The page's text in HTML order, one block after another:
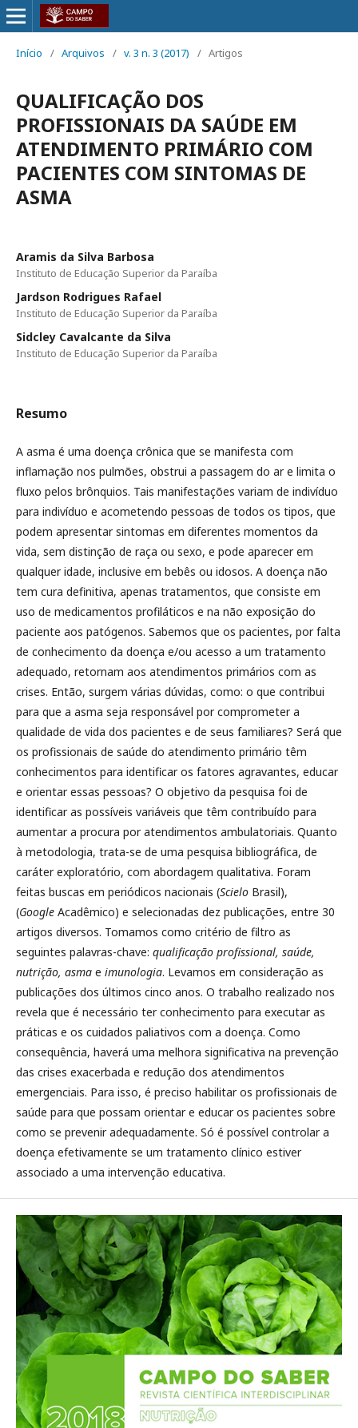
Início / Arquivos / v. 3 n. 3 (2017) / Artigos
QUALIFICAÇÃO DOS
PROFISSIONAIS DA SAÚDE EM
ATENDIMENTO PRIMÁRIO COM
PACIENTES COM SINTOMAS DE
ASMA
Aramis da Silva Barbosa
Instituto de Educação Superior da Paraíba
Jardson Rodrigues Rafael
Instituto de Educação Superior da Paraíba
Sidcley Cavalcante da Silva
Instituto de Educação Superior da Paraíba
Resumo
A asma é uma doença crônica que se manifesta com
inflamação nos pulmões, obstrui a passagem do ar e limita o
fluxo pelos brônquios. Tais manifestações variam de indivíduo
para indivíduo e acometendo pessoas de todos os tipos, que
podem apresentar sintomas em diferentes momentos da
vida, sem distinção de raça ou sexo, e pode aparecer em
qualquer idade, inclusive em bebês ou idosos. A doença não
tem cura definitiva, apenas tratamentos, que consiste em
uso de medicamentos profiláticos e na não exposição do
paciente aos patógenos. Sabemos que os pacientes, por falta
de conhecimento da doença e/ou acesso a um tratamento
adequado, retornam aos atendimentos primários com as
crises. Então, surgem várias dúvidas, como: o que contribui
para que a asma seja responsável por comprometer a
qualidade de vida dos pacientes e de seus familiares? Será que
os profissionais de saúde do atendimento primário têm
conhecimentos para identificar os fatores agravantes, educar
e orientar essas pessoas? O objetivo da pesquisa foi de
identificar as possíveis variáveis que têm contribuído para
aumentar a procura por atendimentos ambulatoriais. Quanto
à metodologia, trata-se de uma pesquisa bibliográfica, de
caráter exploratório, com abordagem qualitativa. Foram
feitas buscas em periódicos nacionais (Scielo Brasil),
(Google Acadêmico) e selecionadas dez publicações, entre 30
artigos diversos. Tomamos como critério de filtro as
seguintes palavras-chave: qualificação profissional, saúde,
nutrição, asma e imunologia. Levamos em consideração as
publicações dos últimos cinco anos. O trabalho realizado nos
revela que é necessário ter conhecimento para executar as
práticas e os cuidados paliativos com a doença. Como
consequência, haverá uma melhora significativa na prevenção
das crises exacerbada e redução dos atendimentos
emergenciais. Para isso, é preciso habilitar os profissionais de
saúde para que possam orientar e educar os pacientes sobre
como se prevenir adequadamente. Só é possível controlar a
doença efetivamente se um tratamento clínico estiver
associado a uma intervenção educativa.